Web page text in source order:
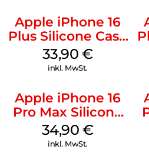
Apple iPhone 16
Plus Silicone Case
MagSafe Lake
Green
33,90 €
inkl. MwSt.
Apple iPhone 16
Pro Max Silicone
Case MagSafe
Denim
34,90 €
inkl. MwSt.